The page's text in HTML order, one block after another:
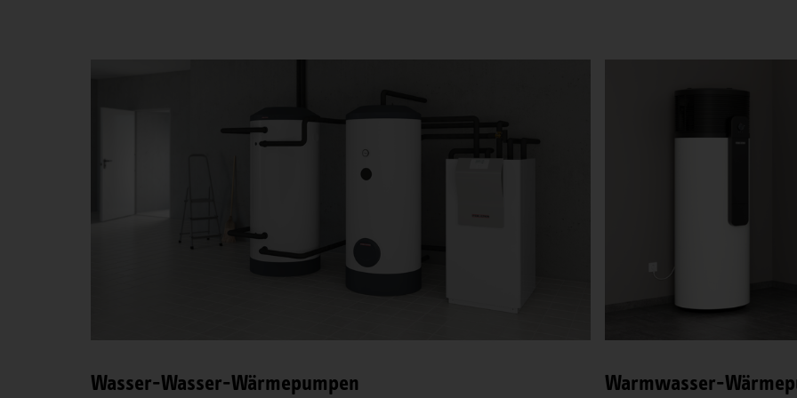
Wasser-Wasser-Wärmepumpen Warmwasser-